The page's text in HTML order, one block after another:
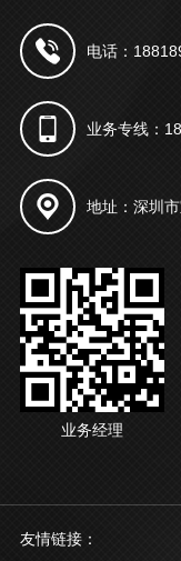
电话：
业务专线：
地址：深圳
业务经理
友情链接：